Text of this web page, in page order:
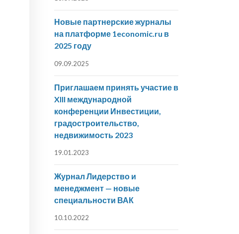
Новые партнерские журналы
на платформе 1economic.ru в
2025 году
09.09.2025
Приглашаем принять участие в
XIII международной
конференции Инвестиции,
градостроительство,
недвижимость 2023
19.01.2023
Журнал Лидерство и
менеджмент — новые
специальности ВАК
10.10.2022